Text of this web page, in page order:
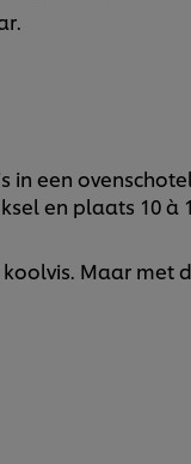
een
en plaats 10 à
Maar met